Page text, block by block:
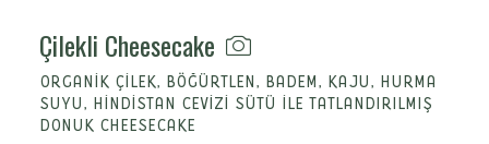
Çilekli Cheesecake
ORGANİK ÇİLEK, BÖĞÜRTLEN, BADEM, KAJU, HURMA
SUYU, HİNDİSTAN CEVİZİ SÜTÜ İLE TATLANDIRILMIŞ
DONUK CHEESECAKE